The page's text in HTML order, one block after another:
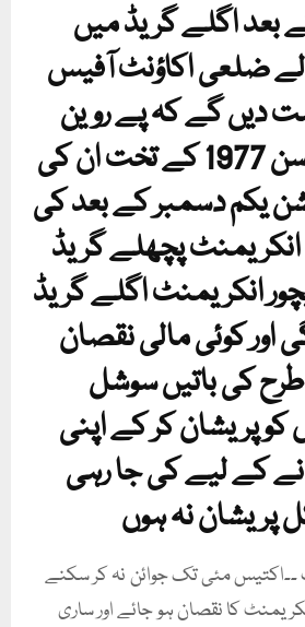
اگلے گریڈ میں
ضلعی اکاؤنٹ آفیس
دیں گے کہ پے روین
رول نمبر 10.3 سن 1977 کے تخت ان کی
یکم دسمبر کے بعد کی
پچھلے گریڈ
انکریمنٹ اگلے گریڈ
کوئی مالی نقصان
کی باتیں سوشل
کو پریشان کر کے اپنی
کے لیے کی جا رہی
پریشان نہ ہوں
۔۔اکتیس مئی تک جوائن نہ کر سکنے
کا نقصان ہو جائے اور ساری